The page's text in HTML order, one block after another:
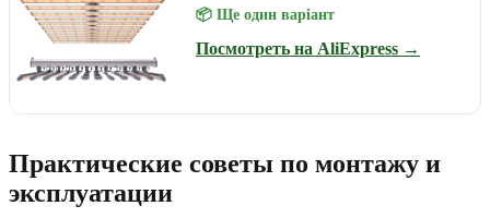
📦 Ще один варіант
Посмотреть на AliExpress →
Практические советы по монтажу и
эксплуатации